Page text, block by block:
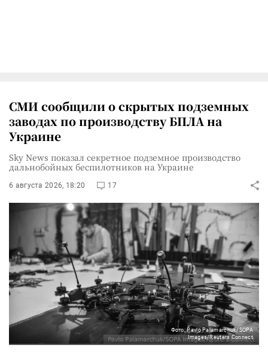
СМИ сообщили о скрытых подземных
заводах по производству БПЛА на
Украине
Sky News показал секретное подземное производство
дальнобойных беспилотников на Украине
6 августа 2026, 18:20 17
Фото: Pavlo Palamarchuk/SOPA
Images/Reuters Connect